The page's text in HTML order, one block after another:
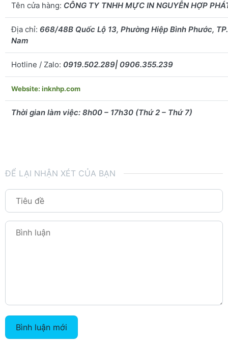
Tên cửa hàng: CÔNG TY TNHH MỰC IN NGUYỄN HỢP
Địa chỉ: 668/48B Quốc Lộ 13, Phường Hiệp Bình Phước,
Nam
Hotline / Zalo: 0919.502.289| 0906.355.239
Website: inknhp.com
Thời gian làm việc: 8h00 – 17h30 (Thứ 2 – Thứ 7)
ĐỂ LẠI NHẬN XÉT CỦA BẠN
Bình luận mới